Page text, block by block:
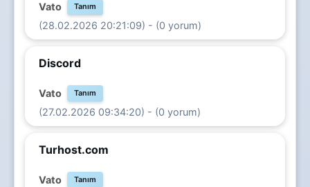
Vato Tanım
(28.02.2026 20:21:09) - (0 yorum)
Discord
Vato Tanım
(27.02.2026 09:34:20) - (0 yorum)
Turhost.com
Vato Tanım